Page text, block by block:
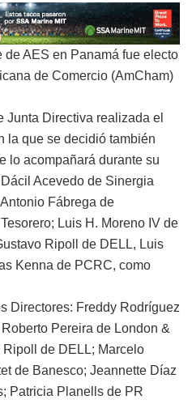
AES en Panamá fue electo
de Comercio (AmCham)
Junta Directiva realizada el
la que se decidió también
lo acompañará durante su
Acevedo de Sinergia
Fábrega de
Luis H. Moreno IV de
Ripoll de DELL, Luis
Kenna de PCRC, como
Directores: Freddy Rodríguez
Pereira de London &
de DELL; Marcelo
de Banesco; Jeannette Díaz
Patricia Planells de PR